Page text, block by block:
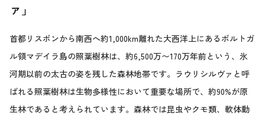
ァ」
首都リスボンから南西へ約1,000km離れた大西洋上にあるポルトガ
ル領マデイラ島の照葉樹林は、約6,500万〜170万年前という、氷
河期以前の太古の姿を残した森林地帯です。ラウリシルヴァと呼
ばれる照葉樹林は生物多様性において重要な場所で、約90%が原
生林であると考えられています。森林では昆虫やクモ類、軟体動